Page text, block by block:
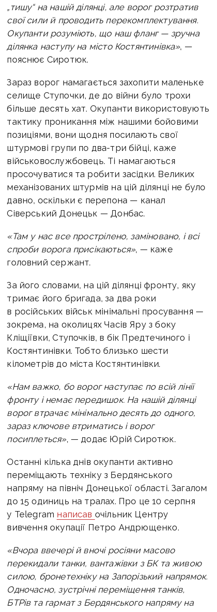
„тишу“ на нашій ділянці, але ворог розтратив
свої сили й проводить перекомплектування.
Окупанти розуміють, що наш фланг — зручна
ділянка наступу на місто Костянтинівка», —
пояснює Сиротюк.
Зараз ворог намагається захопити маленьке
селище Ступочки, де до війни було трохи
більше десять хат. Окупанти використовують
тактику проникання між нашими бойовими
позиціями, вони щодня посилають свої
штурмові групи по два-три бійці, каже
військовослужбовець. Ті намагаються
просочуватися та робити засідки. Великих
механізованих штурмів на цій ділянці не було
давно, оскільки є перепона — канал
Сіверський Донецьк — Донбас.
«Там у нас все прострілено, заміновано, і всі
спроби ворога присікаються», — каже
головний сержант.
За його словами, на цій ділянці фронту, яку
тримає його бригада, за два роки
в російських військ мінімальні просування —
зокрема, на околицях Часів Яру з боку
Кліщіївки, Ступочків, в бік Предтечиного і
Костянтинівки. Тобто близько шести
кілометрів до міста Костянтинівки.
«Нам важко, бо ворог наступає по всій лінії
фронту і немає передишок. На нашій ділянці
ворог втрачає мінімально десять до одного,
зараз ключове втриматись і ворог
посиплеться», — додає Юрій Сиротюк.
Останні кілька днів окупанти активно
переміщають техніку з Бердянського
напряму на північ Донецької області. Загалом
до 15 одиниць на тралах. Про це 10 серпня
у Telegram написав очільник Центру
вивчення окупації Петро Андрющенко.
«Вчора ввечері й вночі росіяни масово
перекидали танки, вантажівки з БК та живою
силою, бронетехніку на Запорізький напрямок.
Одночасно, зустрічні переміщення танків,
БТРів та гармат з Бердянського напряму на